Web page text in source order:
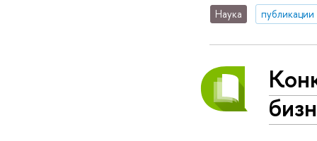
Наука публикации